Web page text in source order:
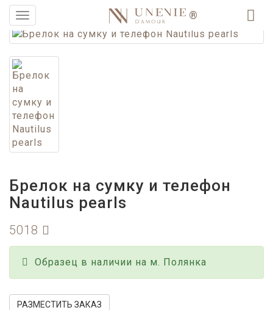
Меню ®
Брелок на сумку и телефон
Nautilus pearls
5018
Образец в наличии на м. Полянка
РАЗМЕСТИТЬ ЗАКАЗ